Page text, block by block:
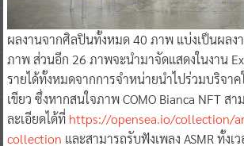
ผลงานจากศิลปินทั้งหมด 40 ภาพ แบ่งเป็นผลง
ภาพ ส่วนอีก 26 ภาพจะนำมาจัดแสดงในงาน
รายได้ทั้งหมดจากการจำหน่ายนำไปร่วมบริจา
เขียว ซึ่งหากสนใจภาพ COMO Bianca NFT สา
ละเอียดได้ที่ https://opensea.io/collection/
collection และสามารถรับฟังเพลง ASMR ทั้งเ